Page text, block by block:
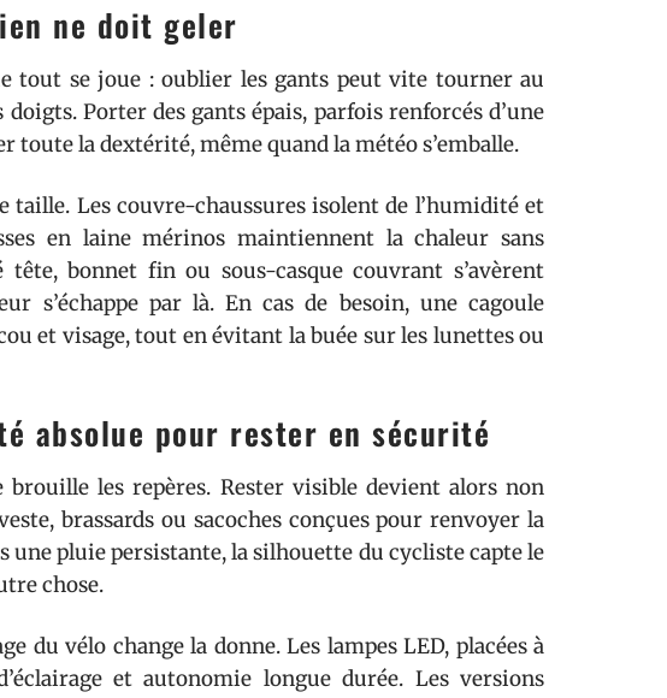
ne doit geler
tout se joue : oublier les gants peut vite tourner au
Porter des gants épais, parfois renforcés d’une
toute la dextérité, même quand la météo s’emballe.
taille. Les couvre-chaussures isolent de l’humidité et
en laine mérinos maintiennent la chaleur sans
bonnet fin ou sous-casque couvrant s’avèrent
s’échappe par là. En cas de besoin, une cagoule
et visage, tout en évitant la buée sur les lunettes ou
absolue pour rester en sécurité
les repères. Rester visible devient alors non
brassards ou sacoches conçues pour renvoyer la
une pluie persistante, la silhouette du cycliste capte le
chose.
du vélo change la donne. Les lampes LED, placées à
et autonomie longue durée. Les versions